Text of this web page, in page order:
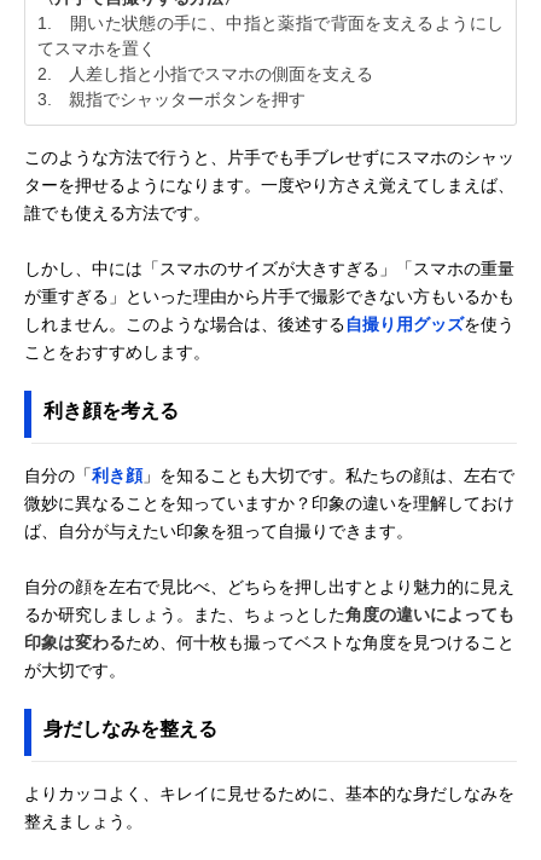
1. 開いた状態の手に、中指と薬指で背面を支えるようにし
てスマホを置く
2. 人差し指と小指でスマホの側面を支える
3. 親指でシャッターボタンを押す
このような方法で行うと、片手でも手ブレせずにスマホのシャッ
ターを押せるようになります。一度やり方さえ覚えてしまえば、
誰でも使える方法です。
しかし、中には「スマホのサイズが大きすぎる」「スマホの重量
が重すぎる」といった理由から片手で撮影できない方もいるかも
しれません。このような場合は、後述する自撮り用グッズを使う
ことをおすすめします。
利き顔を考える
自分の「利き顔」を知ることも大切です。私たちの顔は、左右で
微妙に異なることを知っていますか？印象の違いを理解しておけ
ば、自分が与えたい印象を狙って自撮りできます。
自分の顔を左右で見比べ、どちらを押し出すとより魅力的に見え
るか研究しましょう。また、ちょっとした角度の違いによっても
印象は変わるため、何十枚も撮ってベストな角度を見つけること
が大切です。
身だしなみを整える
よりカッコよく、キレイに見せるために、基本的な身だしなみを
整えましょう。